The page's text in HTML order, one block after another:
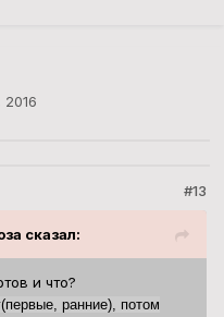
#13
сказал:
и что?
ранние), потом